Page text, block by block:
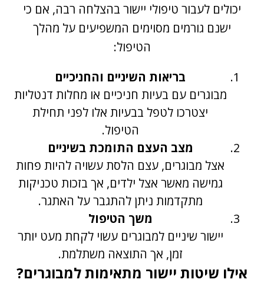
יכולים לעבור טיפולי יישור בהצלחה רבה, אם כי
ישנם גורמים מסוימים המשפיעים על מהלך
הטיפול:
בריאות השיניים והחניכיים
מבוגרים עם בעיות חניכיים או מחלות דנטליות
יצטרכו לטפל בבעיות אלו לפני תחילת
הטיפול.
מצב העצם התומכת בשיניים
אצל מבוגרים, עצם הלסת עשויה להיות פחות
גמישה מאשר אצל ילדים, אך בזכות טכניקות
מתקדמות ניתן להתגבר על האתגר.
משך הטיפול
יישור שיניים למבוגרים עשוי לקחת מעט יותר
זמן, אך התוצאה משתלמת.
אילו שיטות יישור מתאימות למבוגרים?